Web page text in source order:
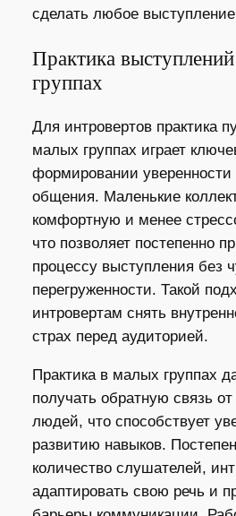
сделать любое
Практика
группах
Для интровертов практика
малых группах играет
формировании уверенности
общения. Маленькие
комфортную и менее
что позволяет постепенно
процессу выступления без
перегруженности. Такой
интровертам снять
страх перед аудиторией.
Практика в малых группах
получать обратную связь
людей, что способствует
развитию навыков.
количество слушателей,
адаптировать свою речь и